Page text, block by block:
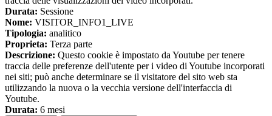
Durata: Sessione
Nome: VISITOR_INFO1_LIVE
Tipologia: analitico
Proprieta: Terza parte
Descrizione: Questo cookie è impostato da Youtube per tenere
traccia delle preferenze dell'utente per i video di Youtube incorporati
nei siti; può anche determinare se il visitatore del sito web sta
utilizzando la nuova o la vecchia versione dell'interfaccia di
Youtube.
Durata: 6 mesi